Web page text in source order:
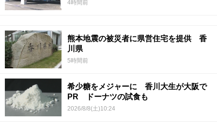
4時間前
熊本地震の被災者に県営住宅を提供 香
川県
5時間前
希少糖をメジャーに 香川大生が大阪で
PR ドーナツの試食も
2026/8/8(土)10:24